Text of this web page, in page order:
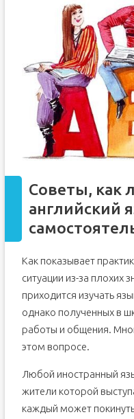
Советы, как
английский
Как показывает
ситуации из-за плохих
приходится изучать
однако полученных в
работы и общения.
этом вопросе.
Любой иностранный
жители которой
каждый может